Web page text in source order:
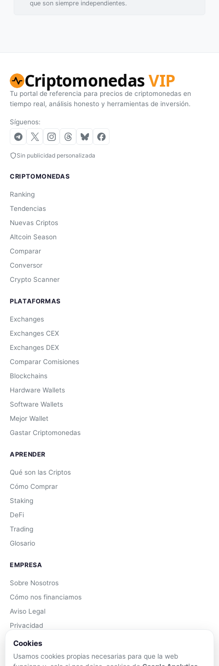
que son siempre independientes.
CriptomonedasVIP
Tu portal de referencia para precios de criptomonedas en
tiempo real, análisis honesto y herramientas de inversión.
Síguenos:
Sin publicidad personalizada
CRIPTOMONEDAS
Ranking
Tendencias
Nuevas Criptos
Altcoin Season
Comparar
Conversor
Crypto Scanner
PLATAFORMAS
Exchanges
Exchanges CEX
Exchanges DEX
Comparar Comisiones
Blockchains
Hardware Wallets
Software Wallets
Mejor Wallet
Gastar Criptomonedas
APRENDER
Qué son las Criptos
Cómo Comprar
Staking
DeFi
Trading
Glosario
EMPRESA
Sobre Nosotros
Cómo nos financiamos
Aviso Legal
Privacidad
Cookies
Términos de Uso
Cookies
Usamos cookies propias necesarias para que la web